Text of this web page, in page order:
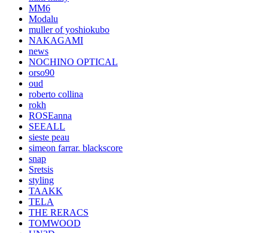
MM6
Modalu
muller of yoshiokubo
NAKAGAMI
news
NOCHINO OPTICAL
orso90
oud
roberto collina
rokh
ROSEanna
SEEALL
sieste peau
simeon farrar. blackscore
snap
Sretsis
styling
TAAKK
TELA
THE RERACS
TOMWOOD